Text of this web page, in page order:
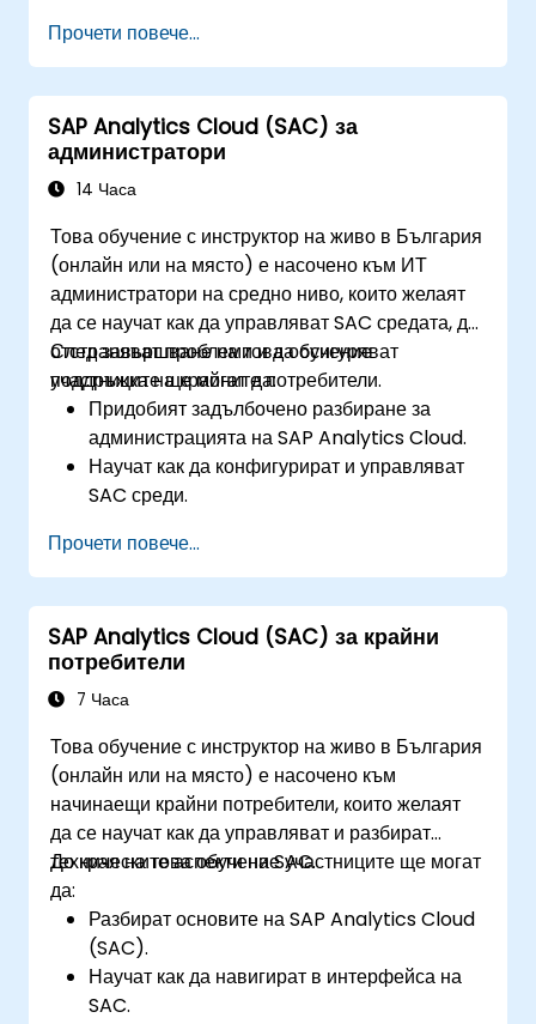
Прочети повече...
SAP Analytics Cloud (SAC) за
администратори
14 Часа
Това обучение с инструктор на живо в България
(онлайн или на място) е насочено към ИТ
администратори на средно ниво, които желаят
да се научат как да управляват SAC средата, да
отстраняват проблеми и да осигуряват
поддръжка на крайните потребители.
След завършване на това обучение
участниците ще могат да:
Придобият задълбочено разбиране за
администрацията на SAP Analytics Cloud.
Научат как да конфигурират и управляват
SAC среди.
достъп и настройките за сигурност.
Управляват връзките към данни и моделите
на данни.
Отстраняват и разрешават често срещани
проблеми със SAC.
Осигуряват техническа поддръжка на
Прочети повече...
SAP Analytics Cloud (SAC) за крайни
потребители
7 Часа
Това обучение с инструктор на живо в България
(онлайн или на място) е насочено към
начинаещи крайни потребители, които желаят
да се научат как да управляват и разбират
техническите аспекти на SAC.
До края на това обучение участниците ще могат
да:
Разбират основите на SAP Analytics Cloud
(SAC).
Научат как да навигират в интерфейса на
SAC.